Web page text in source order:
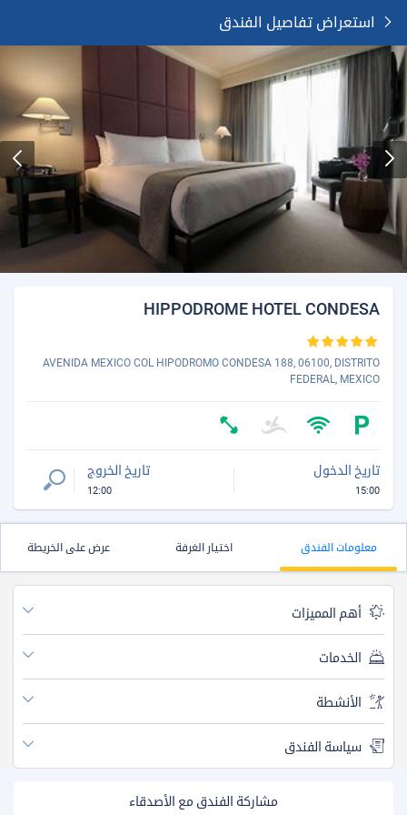
استعراض تفاصيل الفندق
HIPPODROME HOTEL CONDESA
AVENIDA MEXICO COL HIPODROMO CONDESA 188, 06100, DISTRITO
FEDERAL, MEXICO
تاريخ الدخول
15:00
تاريخ الخروج
12:00
معلومات الفندق اختيار الغرفة عرض على الخريطة
أهم المميزات
الخدمات
الأنشطة
سياسة الفندق
مشاركة الفندق مع الأصدقاء